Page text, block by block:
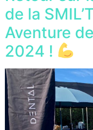
de la
Aventure
2024 !